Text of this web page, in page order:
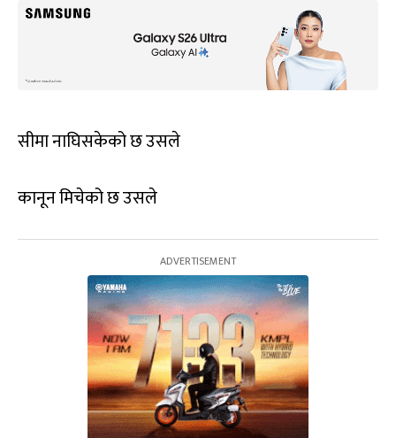
सीमा नाघिसकेको छ उसले
कानून मिचेको छ उसले